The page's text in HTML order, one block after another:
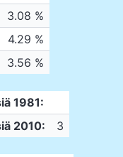
3.08 %
4.29 %
3.56 %
1981:
2010:
3